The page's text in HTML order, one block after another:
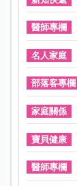
醫師專欄
名人家庭
部落客專欄
家庭關係
寶貝健康
醫師專欄